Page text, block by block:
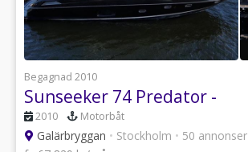
Begagnad 2010
Sunseeker 74 Predator -
2010 Motorbåt
Galärbryggan • Stockholm • 50 annonser